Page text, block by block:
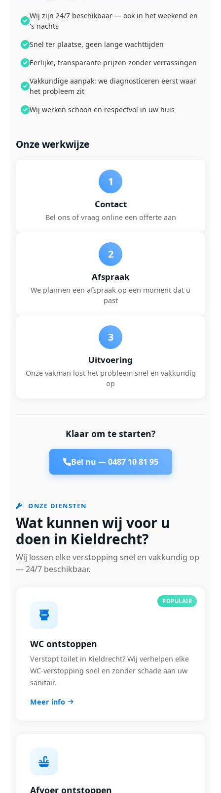
Wij zijn 24/7 beschikbaar — ook in het weekend en
's nachts
Snel ter plaatse, geen lange wachttijden
Eerlijke, transparante prijzen zonder verrassingen
Vakkundige aanpak: we diagnosticeren eerst waar
het probleem zit
Wij werken schoon en respectvol in uw huis
Onze werkwijze
1
Contact
Bel ons of vraag online een offerte aan
2
Afspraak
We plannen een afspraak op een moment dat u
past
3
Uitvoering
Onze vakman lost het probleem snel en vakkundig
op
Klaar om te starten?
Bel nu —0487 10 81 95
ONZE DIENSTEN
Wat kunnen wij voor u
doen in Kieldrecht?
Wij lossen elke verstopping snel en vakkundig op
— 24/7 beschikbaar.
POPULAIR
WC ontstoppen
Verstopt toilet in Kieldrecht? Wij verhelpen elke
WC-verstopping snel en zonder schade aan uw
sanitair.
Meer info
Afvoer ontstoppen